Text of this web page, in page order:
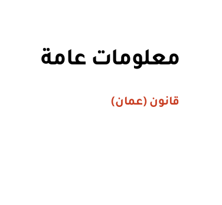
معلومات عامة
قانون (عمان)